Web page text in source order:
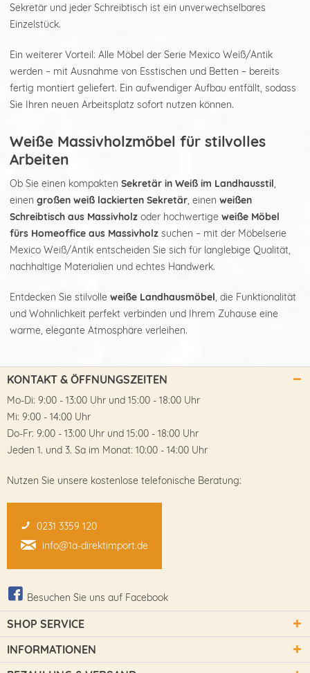
Sekretär und jeder Schreibtisch ist ein unverwechselbares
Einzelstück.
Ein weiterer Vorteil: Alle Möbel der Serie Mexico Weiß/Antik
werden – mit Ausnahme von Esstischen und Betten – bereits
fertig montiert geliefert. Ein aufwendiger Aufbau entfällt, sodass
Sie Ihren neuen Arbeitsplatz sofort nutzen können.
Weiße Massivholzmöbel für stilvolles
Arbeiten
Ob Sie einen kompakten Sekretär in Weiß im Landhausstil,
einen großen weiß lackierten Sekretär, einen weißen
Schreibtisch aus Massivholz oder hochwertige weiße Möbel
fürs Homeoffice aus Massivholz suchen – mit der Möbelserie
Mexico Weiß/Antik entscheiden Sie sich für langlebige Qualität,
nachhaltige Materialien und echtes Handwerk.
Entdecken Sie stilvolle weiße Landhausmöbel, die Funktionalität
und Wohnlichkeit perfekt verbinden und Ihrem Zuhause eine
warme, elegante Atmosphäre verleihen.
KONTAKT & ÖFFNUNGSZEITEN
Mo-Di: 9:00 - 13:00 Uhr und 15:00 - 18:00 Uhr
Mi: 9:00 - 14:00 Uhr
Do-Fr: 9:00 - 13:00 Uhr und 15:00 - 18:00 Uhr
Jeden 1. und 3. Sa im Monat: 10:00 - 14:00 Uhr
Nutzen Sie unsere kostenlose telefonische Beratung:
0231 3359 120
info@1a-direktimport.de
Besuchen Sie uns auf Facebook
SHOP SERVICE
INFORMATIONEN